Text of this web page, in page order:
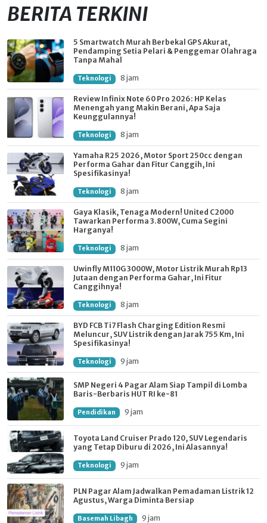
BERITA TERKINI
5 Smartwatch Murah Berbekal GPS Akurat,
Pendamping Setia Pelari & Penggemar Olahraga
Tanpa Mahal
Teknologi 8 jam
Review Infinix Note 60 Pro 2026: HP Kelas
Menengah yang Makin Berani, Apa Saja
Keunggulannya!
Teknologi 8 jam
Yamaha R25 2026, Motor Sport 250cc dengan
Performa Gahar dan Fitur Canggih, Ini
Spesifikasinya!
Teknologi 8 jam
Gaya Klasik, Tenaga Modern! United C2000
Tawarkan Performa 3.800W, Cuma Segini
Harganya!
Teknologi 8 jam
Uwinfly M110G 3000W, Motor Listrik Murah Rp13
Jutaan dengan Performa Gahar, Ini Fitur
Canggihnya!
Teknologi 8 jam
BYD FCB Ti7 Flash Charging Edition Resmi
Meluncur, SUV Listrik dengan Jarak 755 Km, Ini
Spesifikasinya!
Teknologi 9 jam
SMP Negeri 4 Pagar Alam Siap Tampil di Lomba
Baris-Berbaris HUT RI ke-81
Pendidikan 9 jam
Toyota Land Cruiser Prado 120, SUV Legendaris
yang Tetap Diburu di 2026, Ini Alasannya!
Teknologi 9 jam
PLN Pagar Alam Jadwalkan Pemadaman Listrik 12
Agustus, Warga Diminta Bersiap
Basemah Libagh 9 jam